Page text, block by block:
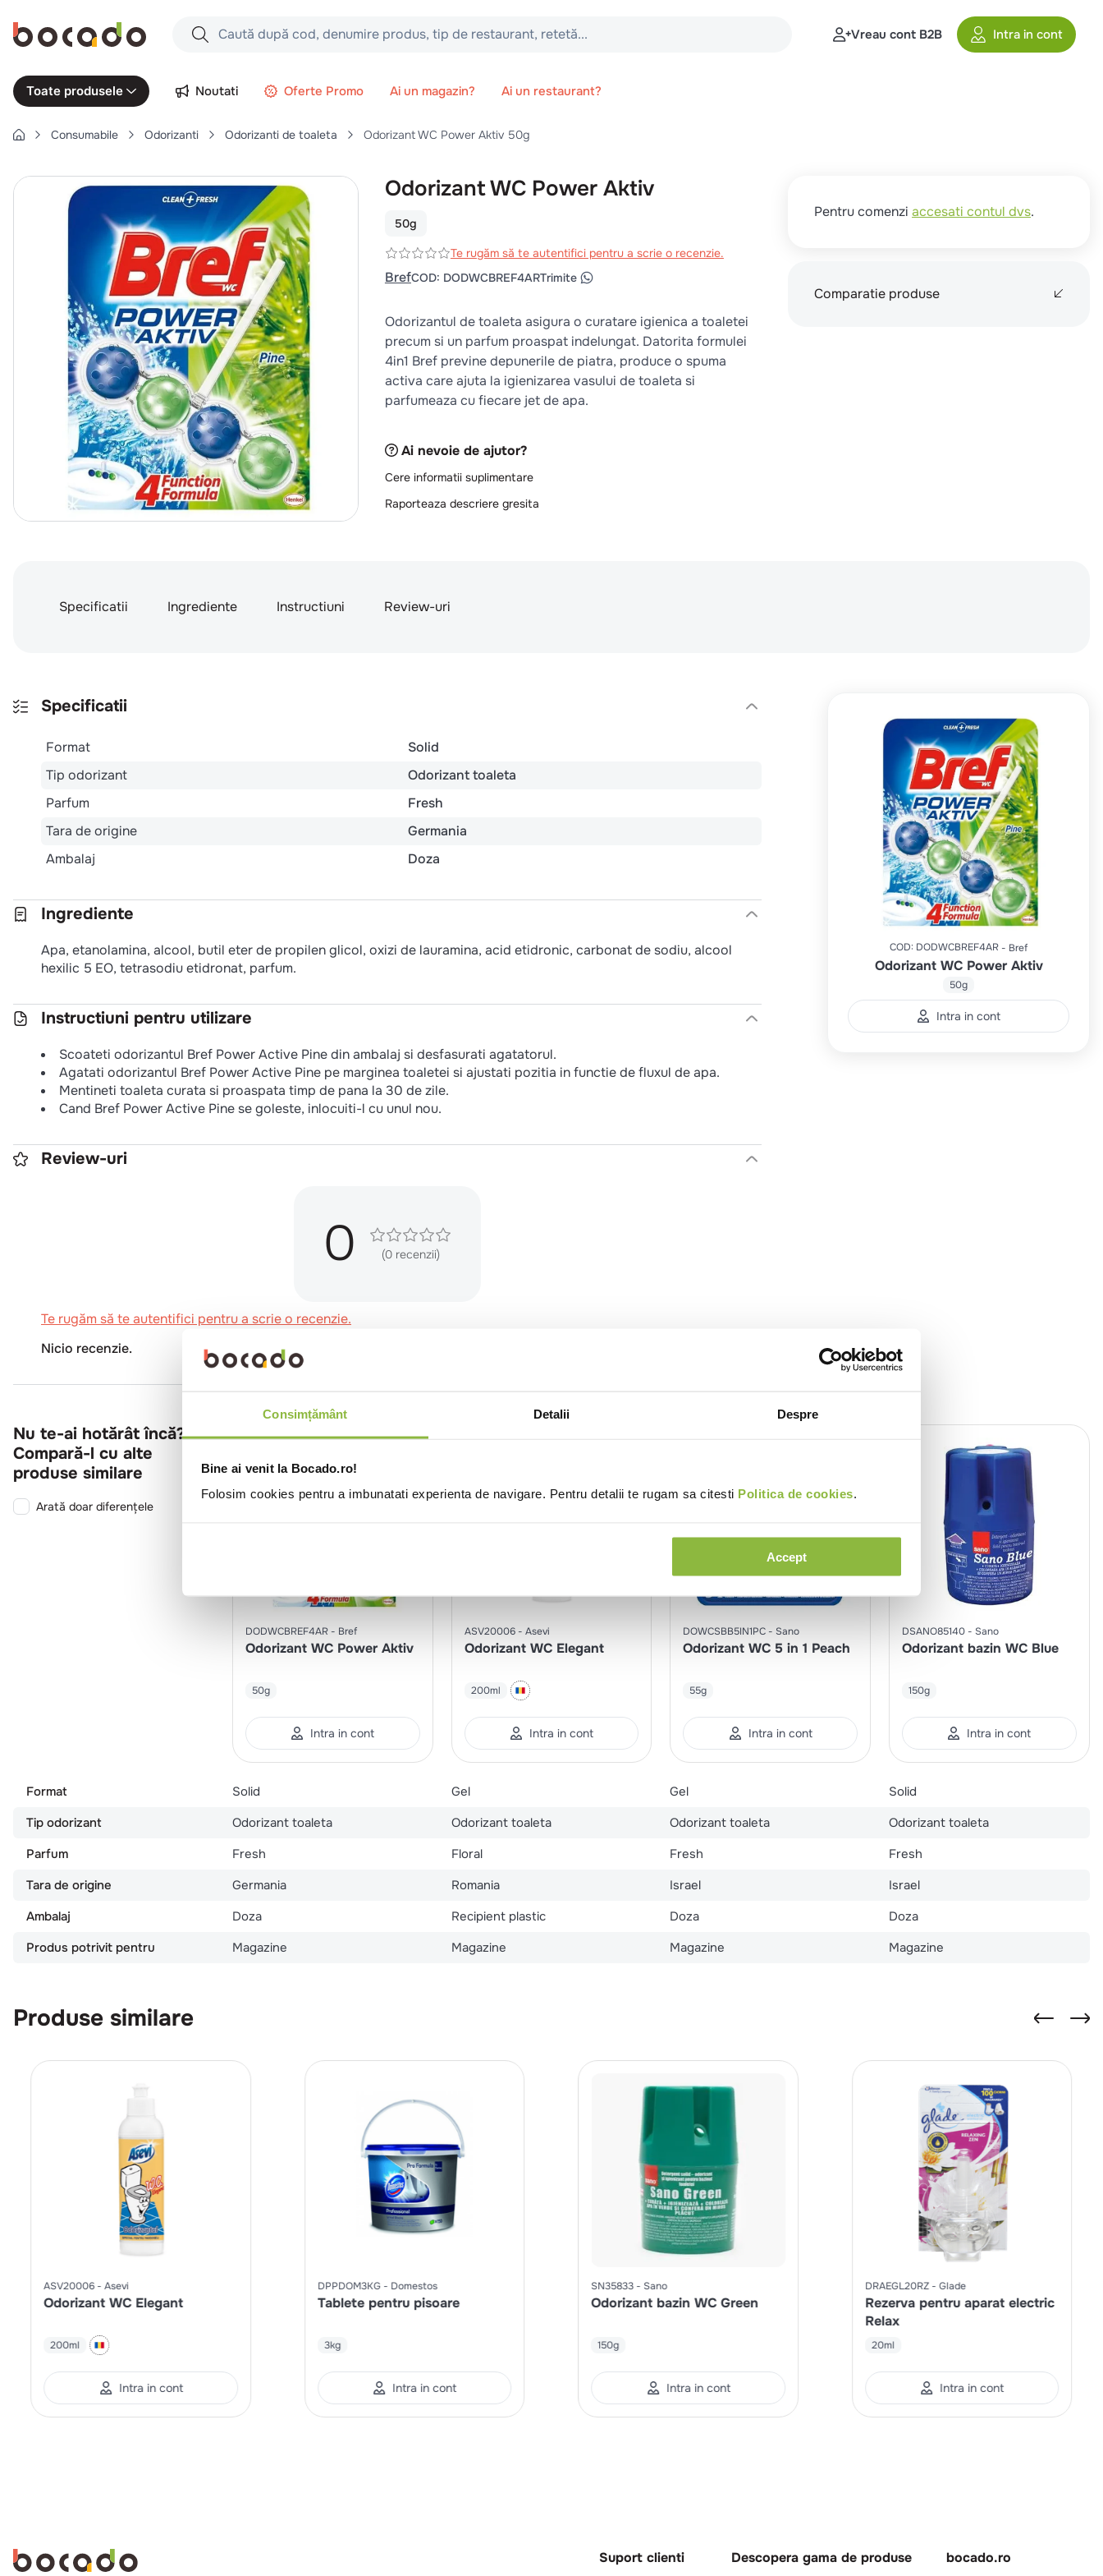
Consimțământ Detalii Despre
Bine ai venit la Bocado.ro!
Folosim cookies pentru a imbunatati experienta de navigare. Pentru detalii te rugam sa citesti Politica de cookies.
Accept
Caută după cod, denumire produs, tip de restaurant, retetă...
Căutări populare
3. pui
4. chifle
5. burger
6. coaste
ceafa
8. aripi
9. croissant
10.pizza
Vreau cont B2B Intra in cont
Toate produsele Noutati Oferte Promo Ai un magazin? Ai un restaurant?
Consumabile Odorizanti Odorizanti de toaleta Odorizant WC Power Aktiv 50g
Odorizant WC Power Aktiv
50g
Te rugăm să te autentifici pentru a scrie o recenzie.
BrefCOD: DODWCBREF4ARTrimite
Odorizantul de toaleta asigura o curatare igienica a toaletei
precum si un parfum proaspat indelungat. Datorita formulei
4in1 Bref previne depunerile de piatra, produce o spuma
activa care ajuta la igienizarea vasului de toaleta si
parfumeaza cu fiecare jet de apa.
Ai nevoie de ajutor?
Cere informatii suplimentare
Raporteaza descriere gresita
Pentru comenzi accesati contul dvs.
Comparatie produse
Specificatii Ingrediente Instructiuni Review-uri
Specificatii
Format
Solid
Tip odorizant
Odorizant toaleta
Parfum
Fresh
Tara de origine
Germania
Ambalaj
Doza
Ingrediente
Apa, etanolamina, alcool, butil eter de propilen glicol, oxizi de lauramina, acid etidronic, carbonat de sodiu, alcool
hexilic 5 EO, tetrasodiu etidronat, parfum.
Instructiuni pentru utilizare
Scoateti odorizantul Bref Power Active Pine din ambalaj si desfasurati agatatorul.
Agatati odorizantul Bref Power Active Pine pe marginea toaletei si ajustati pozitia in functie de fluxul de apa.
Mentineti toaleta curata si proaspata timp de pana la 30 de zile.
Cand Bref Power Active Pine se goleste, inlocuiti-l cu unul nou.
Review-uri
0 (0 recenzii)
Te rugăm să te autentifici pentru a scrie o recenzie.
Nicio recenzie.
COD: DODWCBREF4AR Bref
Odorizant WC Power Aktiv
50g
Intra in cont
Nu te-ai hotărât încă?
Compară-l cu alte
produse similare
Arată doar diferențele
DODWCBREF4AR Bref
Odorizant WC Power Aktiv
50g
Intra in cont
ASV20006 Asevi
Odorizant WC Elegant
200ml
Intra in cont
DOWCSBB5IN1PC Sano
Odorizant WC 5 in 1 Peach
55g
Intra in cont
DSANO85140 Sano
Odorizant bazin WC Blue
150g
Intra in cont
Format Solid Gel Gel
Solid
Tip odorizant
Odorizant toaleta Odorizant toaleta Odorizant toaleta
Odorizant toaleta
Parfum
Fresh Floral Fresh
Fresh
Tara de origine
Germania Romania Israel
Israel
Ambalaj
Doza Recipient plastic Doza
Doza
Produs potrivit pentru
Magazine Magazine Magazine Magazine
Produse similare
ASV20006 Asevi
Odorizant WC Elegant
200ml
Intra in cont
DPPDOM3KG Domestos
Tablete pentru pisoare
3kg
Intra in cont
SN35833 Sano
Odorizant bazin WC Green
150g
Intra in cont
DRAEGL20RZ Glade
Rezerva pentru aparat electric
Relax
20ml
Intra in cont
Suport clienti Descopera gama de produse bocado.ro